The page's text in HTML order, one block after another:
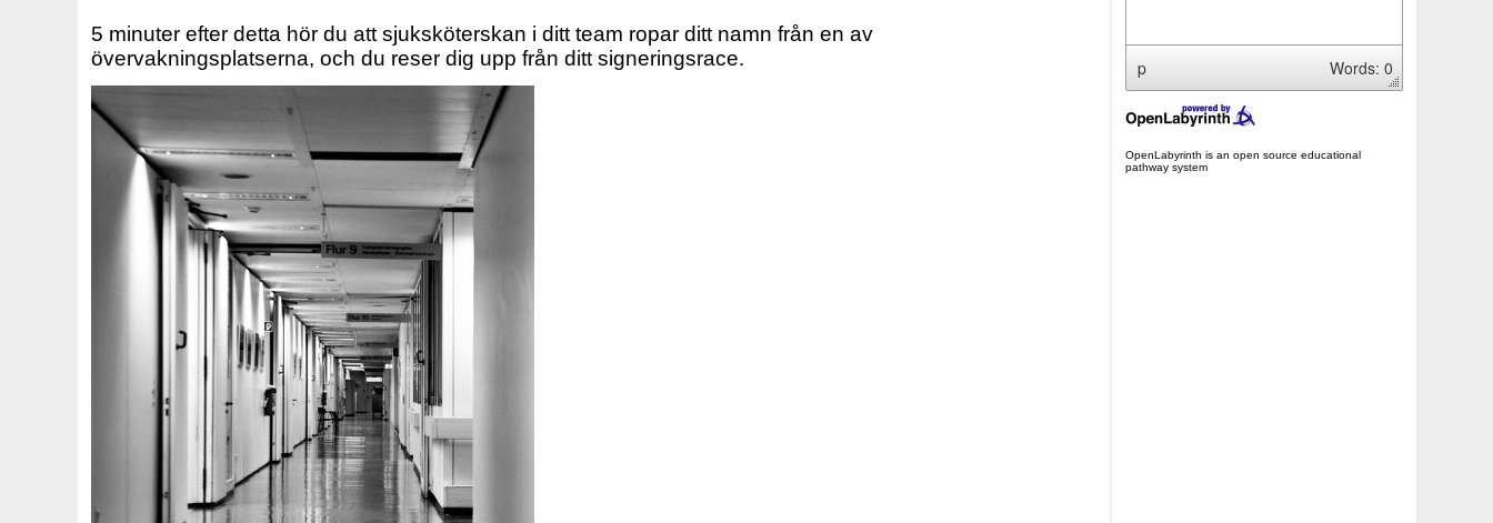
5 minuter efter detta hör du att sjuksköterskan i ditt team ropar ditt namn från en av
övervakningsplatserna, och du reser dig upp från ditt signeringsrace.
p Words: 0
OpenLabyrinth is an open source educational
pathway system